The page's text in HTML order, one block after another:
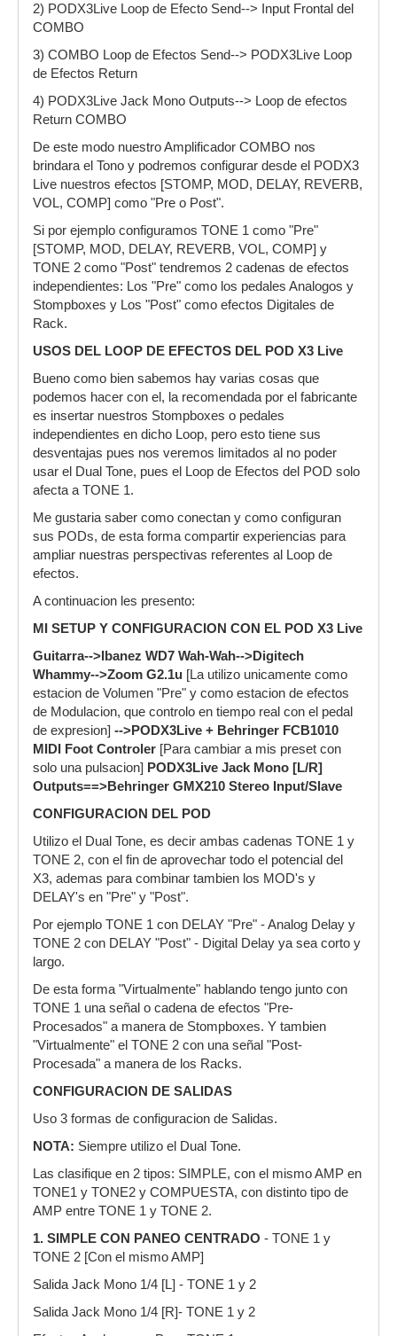
2) PODX3Live Loop de Efecto Send--> Input Frontal del
COMBO
3) COMBO Loop de Efectos Send--> PODX3Live Loop
de Efectos Return
4) PODX3Live Jack Mono Outputs--> Loop de efectos
Return COMBO
De este modo nuestro Amplificador COMBO nos
brindara el Tono y podremos configurar desde el PODX3
Live nuestros efectos [STOMP, MOD, DELAY, REVERB,
VOL, COMP] como "Pre o Post".
Si por ejemplo configuramos TONE 1 como "Pre"
[STOMP, MOD, DELAY, REVERB, VOL, COMP] y
TONE 2 como "Post" tendremos 2 cadenas de efectos
independientes: Los "Pre" como los pedales Analogos y
Stompboxes y Los "Post" como efectos Digitales de
Rack.
USOS DEL LOOP DE EFECTOS DEL POD X3 Live
Bueno como bien sabemos hay varias cosas que
podemos hacer con el, la recomendada por el fabricante
es insertar nuestros Stompboxes o pedales
independientes en dicho Loop, pero esto tiene sus
desventajas pues nos veremos limitados al no poder
usar el Dual Tone, pues el Loop de Efectos del POD solo
afecta a TONE 1.
Me gustaria saber como conectan y como configuran
sus PODs, de esta forma compartir experiencias para
ampliar nuestras perspectivas referentes al Loop de
efectos.
A continuacion les presento:
MI SETUP Y CONFIGURACION CON EL POD X3 Live
Guitarra-->Ibanez WD7 Wah-Wah-->Digitech
Whammy-->Zoom G2.1u [La utilizo unicamente como
estacion de Volumen "Pre" y como estacion de efectos
de Modulacion, que controlo en tiempo real con el pedal
de expresion] -->PODX3Live + Behringer FCB1010
MIDI Foot Controler [Para cambiar a mis preset con
solo una pulsacion] PODX3Live Jack Mono [L/R]
Outputs==>Behringer GMX210 Stereo Input/Slave
CONFIGURACION DEL POD
Utilizo el Dual Tone, es decir ambas cadenas TONE 1 y
TONE 2, con el fin de aprovechar todo el potencial del
X3, ademas para combinar tambien los MOD's y
DELAY's en "Pre" y "Post".
Por ejemplo TONE 1 con DELAY "Pre" - Analog Delay y
TONE 2 con DELAY "Post" - Digital Delay ya sea corto y
largo.
De esta forma "Virtualmente" hablando tengo junto con
TONE 1 una señal o cadena de efectos "Pre-
Procesados" a manera de Stompboxes. Y tambien
"Virtualmente" el TONE 2 con una señal "Post-
Procesada" a manera de los Racks.
CONFIGURACION DE SALIDAS
Uso 3 formas de configuracion de Salidas.
NOTA: Siempre utilizo el Dual Tone.
Las clasifique en 2 tipos: SIMPLE, con el mismo AMP en
TONE1 y TONE2 y COMPUESTA, con distinto tipo de
AMP entre TONE 1 y TONE 2.
1. SIMPLE CON PANEO CENTRADO - TONE 1 y
TONE 2 [Con el mismo AMP]
Salida Jack Mono 1/4 [L] - TONE 1 y 2
Salida Jack Mono 1/4 [R]- TONE 1 y 2